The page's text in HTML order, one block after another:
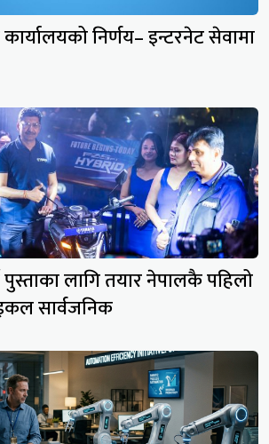
कार्यालयको निर्णय– इन्टरनेट सेवामा
पुस्ताका लागि तयार नेपालकै पहिलो
सार्वजनिक